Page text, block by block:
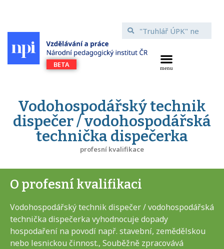
Vodohospodářský technik
dispečer / vodohospodářská
technička dispečerka
profesní kvalifikace
O profesní kvalifikaci
Vodohospodářský technik dispečer / vodohospodářská
technička dispečerka vyhodnocuje dopady
hospodaření na povodí např. stavební, zemědělskou
nebo lesnickou činnost., Souběžně zpracovává